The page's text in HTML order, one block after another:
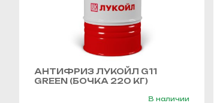
АНТИФРИЗ ЛУКОЙЛ G11
GREEN (БОЧКА 220 КГ)
В наличии